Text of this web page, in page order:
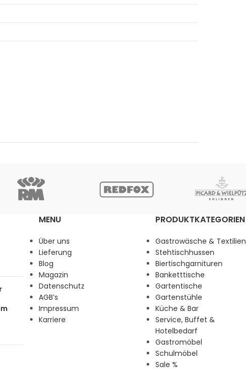
MENU
Über uns
Lieferung
Blog
Magazin
Datenschutz
AGB’s
Impressum
Karriere
PRODUKTKATEGORIEN
Gastrowäsche & Textilien
Stehtischhussen
Biertischgarnituren
Banketttische
Gartentische
Gartenstühle
Küche & Bar
Service, Buffet &
Hotelbedarf
Gastromöbel
Schulmöbel
Sale %